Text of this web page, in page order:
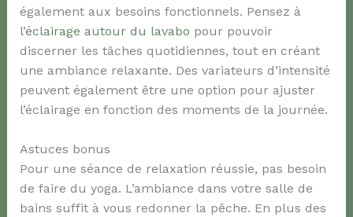
également aux besoins fonctionnels. Pensez à
l’éclairage autour du lavabo pour pouvoir
discerner les tâches quotidiennes, tout en créant
une ambiance relaxante. Des variateurs d’intensité
peuvent également être une option pour ajuster
l’éclairage en fonction des moments de la journée.
Astuces bonus
Pour une séance de relaxation réussie, pas besoin
de faire du yoga. L’ambiance dans votre salle de
bains suffit à vous redonner la pêche. En plus des